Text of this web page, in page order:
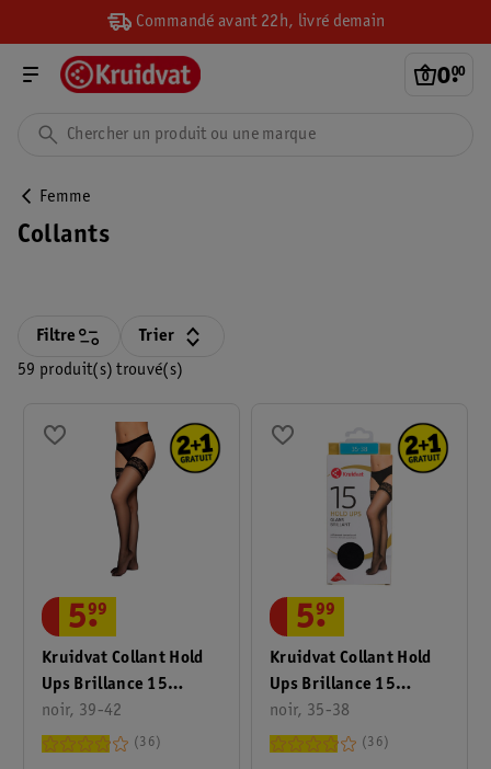
Commandé avant 22h, livré demain
0.
00
Femme
Collants
59 produit(s) trouvé(s)
Filtre Trier
Kruidvat Collant Hold
Ups Brillance 15
Deniers
noir, 39-42
5.
99
36
Kruidvat Collant Hold
Ups Brillance 15
Deniers
noir, 35-38
5.
99
36